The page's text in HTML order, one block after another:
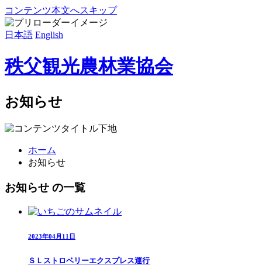
コンテンツ本文へスキップ
日本語 English
秩父観光農林業協会
お知らせ
ホーム
お知らせ
お知らせ の一覧
2023年04月11日
ＳＬストロベリーエクスプレス運行